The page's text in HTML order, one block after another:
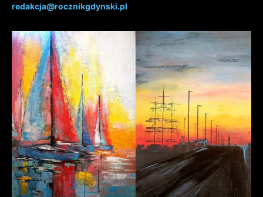
redakcja@rocznikgdynski.pl